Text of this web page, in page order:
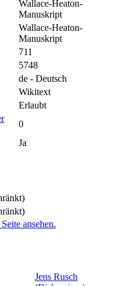
Wallace-Heaton-
Manuskript
Wallace-Heaton-
Manuskript
711
5748
de - Deutsch
Wikitext
Erlaubt
0
Ja
ansehen.
Jens Rusch